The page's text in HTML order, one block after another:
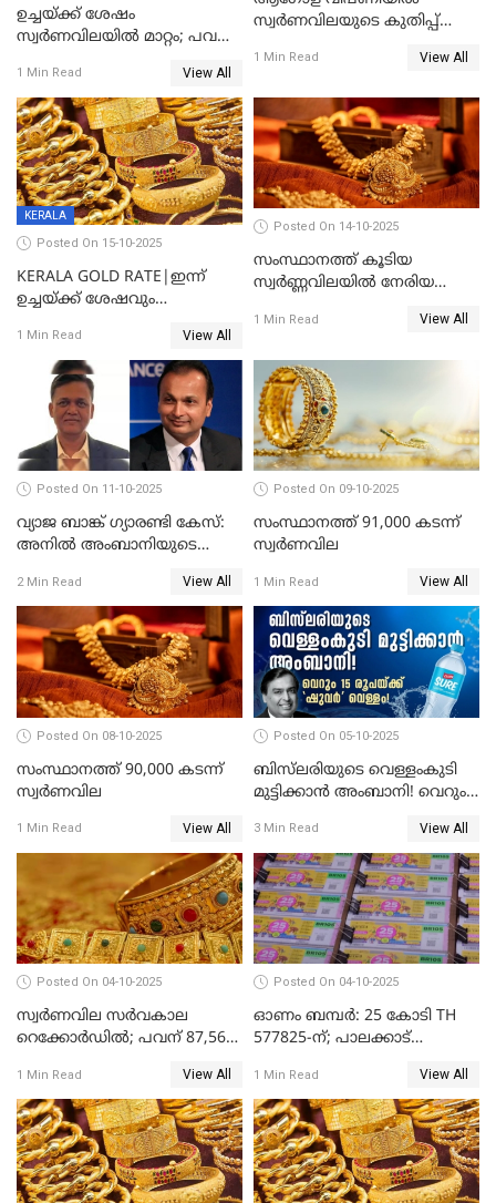
ഉച്ചയ്ക്ക് ശേഷം
സ്വർണവിലയിൽ മാറ്റം; പവന്
1 Min Read View All
സ്വർണവിലയുടെ കുതിപ്പ്
1 Min Read View All
KERALA
Posted On 15-10-2025
KERALA GOLD RATE|ഇന്ന്
ഉച്ചയ്ക്ക് ശേഷവും
പവന് കൂടിയത് 400 രൂപ
1 Min Read View All
Posted On 14-10-2025
സംസ്ഥാനത്ത് കൂടിയ
സ്വർണ്ണവിലയിൽ നേരിയ
1 Min Read View All
Posted On 11-10-2025
വ്യാജ ബാങ്ക് ഗ്യാരണ്ടി കേസ്:
അനിൽ അംബാനിയുടെ
അറസ്റ്റിൽ; ഇഡി അന്വേഷണം
വ്യാപിപ്പിക്കുന്നു
2 Min Read View All
Posted On 09-10-2025
സംസ്ഥാനത്ത് 91,000 കടന്ന്
സ്വര്‍ണവില
1 Min Read View All
Posted On 08-10-2025
സംസ്ഥാനത്ത് 90,000 കടന്ന്
സ്വര്‍ണവില
1 Min Read View All
Posted On 05-10-2025
ബിസ്‌ലരിയുടെ വെള്ളംകുടി
മുട്ടിക്കാൻ അംബാനി! വെറും
3 Min Read View All
Posted On 04-10-2025
സ്വര്‍ണവില സര്‍വകാല
റെക്കോര്‍ഡില്‍; പവന് 87,560
1 Min Read View All
Posted On 04-10-2025
ഓണം ബമ്പർ: 25 കോടി TH
577825-ന്; പാലക്കാട്
മുന്നിൽ
1 Min Read View All